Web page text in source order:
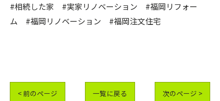
#相続した家 #実家リノベーション #福岡リフォー
ム #福岡リノベーション #福岡注文住宅
< 前のページ 一覧に戻る 次のページ >